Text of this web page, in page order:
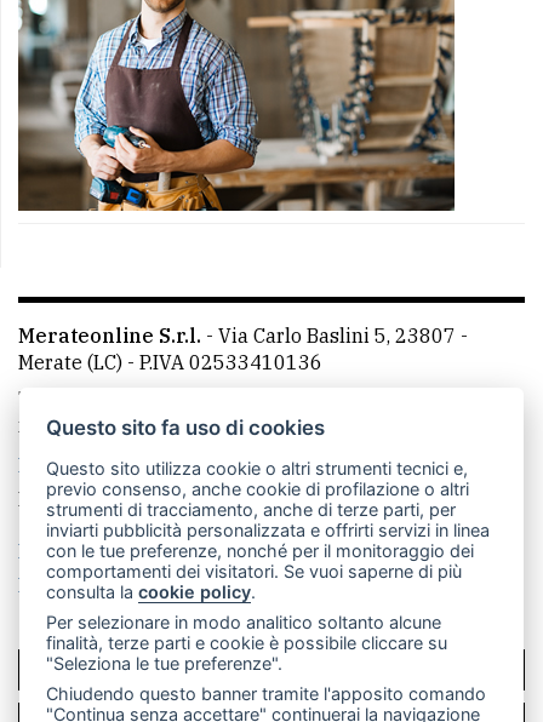
Merateonline S.r.l. - Via Carlo Baslini 5, 23807 -
Merate (LC) - P.IVA 02533410136
Telefono:
mail: redazione@merateonline.it
La redazione
CasateOnline LeccoOnline
RSS
Made by VIP
Privacy policy
Cookie policy
Rivedi le tue scelte sui cookie
SCRIVICI
Questo sito fa uso di cookies
Questo sito utilizza cookie o altri strumenti tecnici e,
previo consenso, anche cookie di profilazione o altri
strumenti di tracciamento, anche di terze parti, per
inviarti pubblicità personalizzata e offrirti servizi in linea
con le tue preferenze, nonché per il monitoraggio dei
comportamenti dei visitatori. Se vuoi saperne di più
consulta lacookie policy.
Per selezionare in modo analitico soltanto alcune
finalità, terze parti e cookie è possibile cliccare su
"Seleziona le tue preferenze".
Chiudendo questo banner tramite l'apposito comando
"Continua senza accettare" continuerai la navigazione